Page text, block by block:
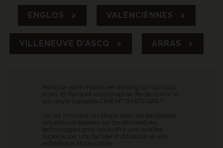
ENGLOS > VALENCIENNES >
VILLENEUVE D'ASCQ > ARRAS >
Puisque votre maison en dit long sur qui vous
eÌ‚tes, ID Parquet vous propose de découvrir le
sol vinyle clipsable CIMENT WHITE GREY
Un sol innovant, en phase avec les tendances
actuelles et baseÌes sur les dernieÌ€res
technologies pour vous offrir une qualiteÌ
supeÌrieure, une faciliteÌ d'utilisation et une
estheÌtique impeccable.